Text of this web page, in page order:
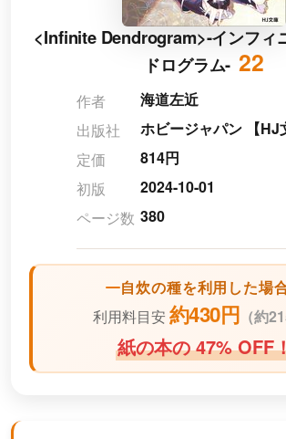
<Infinite Dendrogram>-インフィ
ドログラム- 22
作者
海道左近
出版社
ホビージャパン 【HJ
定価
814円
初版
2024-10-01
ページ数 380
自炊の種を利用した場
利用料目安 約430円 （約
紙の本の 47% OFF